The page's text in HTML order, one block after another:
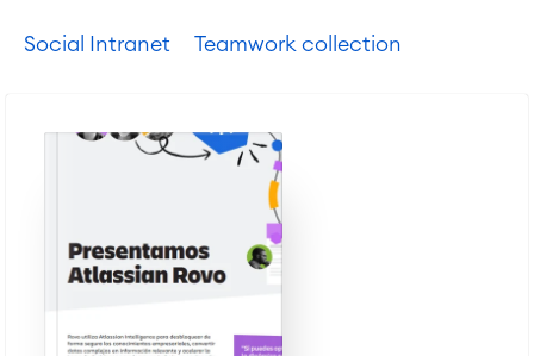
Meetings
Intranet Social
Oficina Virtual
SAP Integración
RECURSOS
SOBRE NOSOTROS
■
Social Intranet Teamwork collection